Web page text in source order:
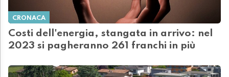
CRONACA
Costi dell'energia, stangata in arrivo: nel
2023 si pagheranno 261 franchi in più